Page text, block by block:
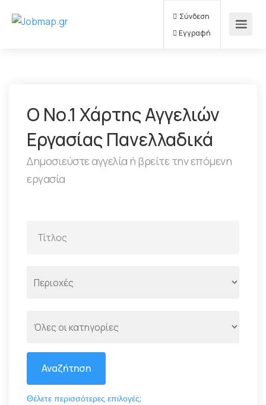
Σύνδεση
Εγγραφή
Ο Νο.1 Χάρτης Αγγελιών
Εργασίας Πανελλαδικά
Δημοσιεύστε αγγελία ή βρείτε την επόμενη
εργασία
Αναζήτηση
Θέλετε περισσότερες επιλογές;